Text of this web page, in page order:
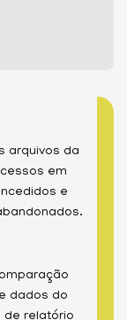
arquivos da
em
e
dados do
de relatório